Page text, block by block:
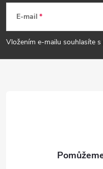
p
E-mail
Vložením e-mailu souhlasíte s